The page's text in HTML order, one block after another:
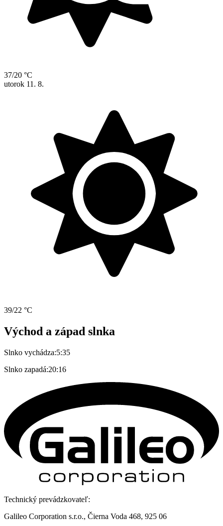
37/20 °C
utorok 11. 8.
39/22 °C
Východ a západ slnka
Slnko vychádza:5:35
Slnko zapadá:20:16
Technický prevádzkovateľ:
Galileo Corporation s.r.o., Čierna Voda 468, 925 06